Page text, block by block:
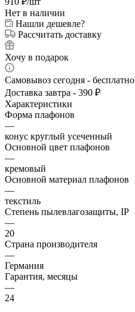
Нет в наличии
Нашли дешевле?
Рассчитать доставку
Хочу в подарок
Самовывоз сегодня - бесплатно
Доставка завтра - 390 ₽
Характеристики
Форма плафонов
—
конус круглый усеченный
Основной цвет плафонов
—
кремовый
Основной материал плафонов
—
текстиль
Степень пылевлагозащиты, IP
—
20
Страна производителя
—
Германия
Гарантия, месяцы
—
24